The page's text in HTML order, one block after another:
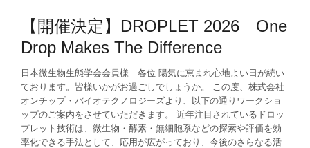
【開催決定】DROPLET 2026 One
Drop Makes The Difference
日本微生物生態学会会員様 各位 陽気に恵まれ心地よい日が続い
ております。皆様いかがお過ごしでしょうか。 この度、株式会社
オンチップ・バイオテクノロジーズより、以下の通りワークショ
ップのご案内をさせていただきます。 近年注目されているドロッ
プレット技術は、微生物・酵素・無細胞系などの探索や評価を効
率化できる手法として、応用が広がっており、今後のさらなる活